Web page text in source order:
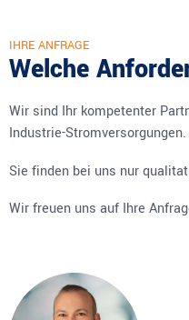
IHRE ANFRAGE
Welche
Wir sind Ihr kompetenter
Industrie-Stromversorgungen.
Sie finden bei uns nur
Wir freuen uns auf Ihre